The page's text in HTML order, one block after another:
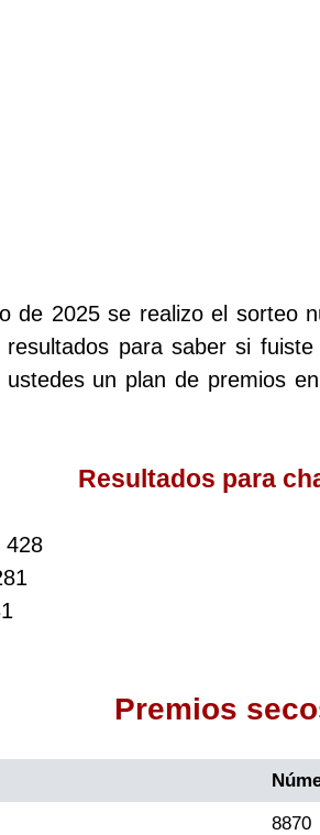
de 2025 se realizo el sorteo
resultados para saber si
un plan de premios
Resultados para
428
Premios
8870